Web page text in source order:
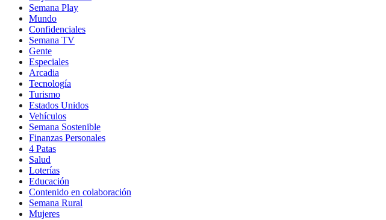
Semana Play
Mundo
Confidenciales
Semana TV
Gente
Especiales
Arcadia
Tecnología
Turismo
Estados Unidos
Vehículos
Semana Sostenible
Finanzas Personales
4 Patas
Salud
Loterías
Educación
Contenido en colaboración
Semana Rural
Mujeres